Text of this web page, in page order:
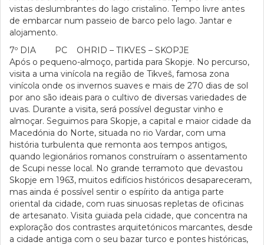
vistas deslumbrantes do lago cristalino. Tempo livre antes
de embarcar num passeio de barco pelo lago. Jantar e
alojamento.
7º DIA PC OHRID – TIKVES – SKOPJE
Após o pequeno-almoço, partida para Skopje. No percurso,
visita a uma vinícola na região de Tikveš, famosa zona
vinícola onde os invernos suaves e mais de 270 dias de sol
por ano são ideais para o cultivo de diversas variedades de
uvas. Durante a visita, será possível degustar vinho e
almoçar. Seguimos para Skopje, a capital e maior cidade da
Macedónia do Norte, situada no rio Vardar, com uma
história turbulenta que remonta aos tempos antigos,
quando legionários romanos construíram o assentamento
de Scupi nesse local. No grande terramoto que devastou
Skopje em 1963, muitos edifícios históricos desapareceram,
mas ainda é possível sentir o espírito da antiga parte
oriental da cidade, com ruas sinuosas repletas de oficinas
de artesanato. Visita guiada pela cidade, que concentra na
exploração dos contrastes arquitetónicos marcantes, desde
a cidade antiga com o seu bazar turco e pontes históricas,